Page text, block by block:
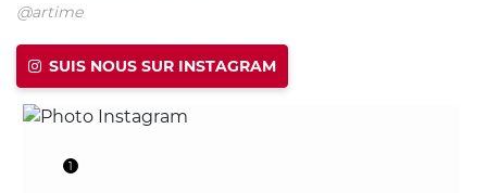
@artime
SUIS NOUS SUR INSTAGRAM
1